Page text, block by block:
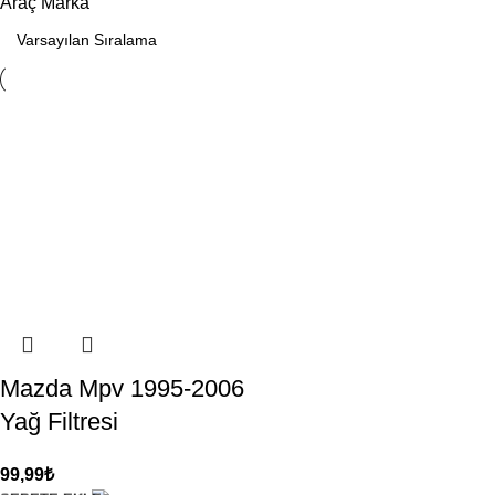
Mazda Mpv 1995-2006
Yağ Filtresi
99,99₺